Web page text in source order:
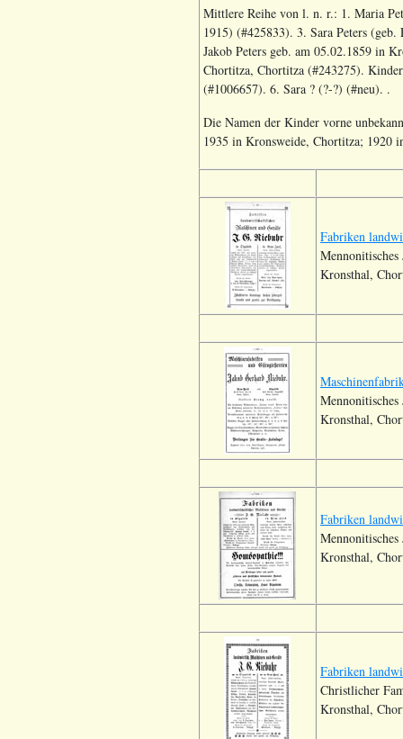
Mittlere Reihe von l. n. r.: 1. Maria
1915) (#425833). 3. Sara Peters
Jakob Peters geb. am 05.02.1859 in
Chortitza, Chortitza (#243275).
(#1006657). 6. Sara ? (?-?) (#neu). .
Die Namen der Kinder vorne
1935 in Kronsweide, Chortitza;
Fabriken
Kronsthal,
Kronsthal,
Fabriken
Kronsthal,
Fabriken
Christlicher
Kronsthal,